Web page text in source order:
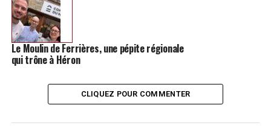
Le Moulin de Ferrières, une pépite régionale
qui trône à Héron
CLIQUEZ POUR COMMENTER